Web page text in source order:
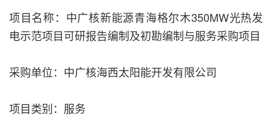
项目名称：中广核新能源青海格尔木350MW光热发
电示范项目可研报告编制及初勘编制与服务采购项目
采购单位：中广核海西太阳能开发有限公司
项目类别：服务